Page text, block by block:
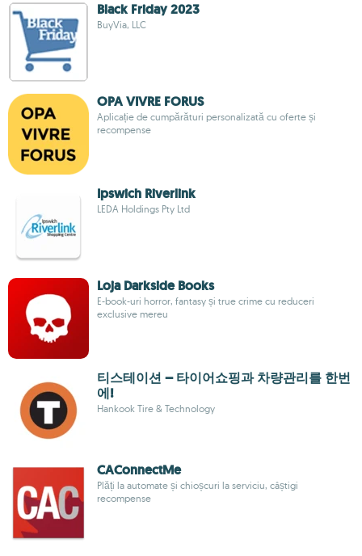
Black Friday 2023
BuyVia, LLC
OPA VIVRE FORUS
Aplicație de cumpărături personalizată cu oferte și
recompense
Ipswich Riverlink
LEDA Holdings Pty Ltd
Loja Darkside Books
E-book-uri horror, fantasy și true crime cu reduceri
exclusive mereu
티스테이션 – 타이어쇼핑과 차량관리를 한번
에!
Hankook Tire & Technology
CAConnectMe
Plăți la automate și chioșcuri la serviciu, câștigi
recompense